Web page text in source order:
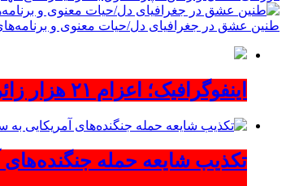
طنین عشق در جغرافیای دل/حیات معنوی و برنامه‌های
اینفوگرافیک؛ اعزام ۲۱ هزار زائر اربعین از آذربایجان‌شرقی
تکذیب شایعه حمله